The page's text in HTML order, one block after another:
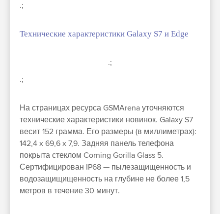
.;
Технические характеристики Galaxy S7 и Edge
.;
.;
На страницах ресурса GSMArena уточняются
технические характеристики новинок. Galaxy S7
весит 152 грамма. Его размеры (в миллиметрах):
142,4 x 69,6 x 7,9. Задняя панель телефона
покрыта стеклом Corning Gorilla Glass 5.
Сертифицирован IP68 — пылезащищенность и
водозащищищенность на глубине не более 1,5
метров в течение 30 минут.